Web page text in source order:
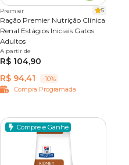
Premier 5
Ração Premier Nutrição Clínica
Renal Estágios Iniciais Gatos
Adultos
1,5 kg
A partir de
R$ 104,90
R$ 94,41
-10%
Compra Programada
Compre e Ganhe